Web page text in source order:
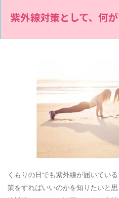
紫外線対策として、何
くもりの日でも紫外線が届いてい
策をすればいいのかを知りたいと